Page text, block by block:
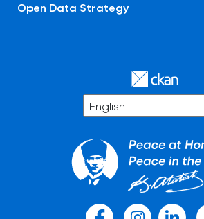
Open Data Strategy